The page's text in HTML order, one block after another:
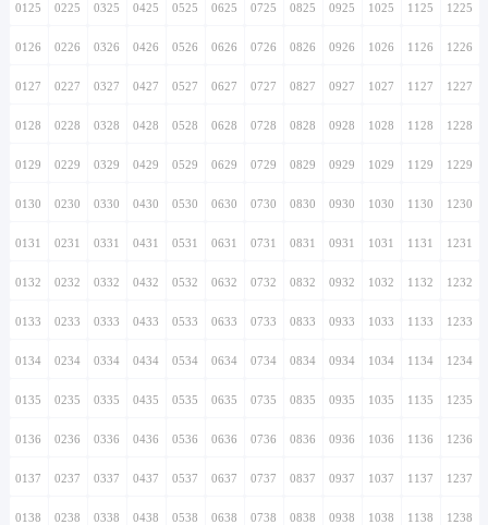
0125 0225 0325 0425 0525 0625 0725 0825 0925 1025 1125 1225
0126 0226 0326 0426 0526 0626 0726 0826 0926 1026 1126 1226
0127 0227 0327 0427 0527 0627 0727 0827 0927 1027 1127 1227
0128 0228 0328 0428 0528 0628 0728 0828 0928 1028 1128 1228
0129 0229 0329 0429 0529 0629 0729 0829 0929 1029 1129 1229
0130 0230 0330 0430 0530 0630 0730 0830 0930 1030 1130 1230
0131 0231 0331 0431 0531 0631 0731 0831 0931 1031 1131 1231
0132 0232 0332 0432 0532 0632 0732 0832 0932 1032 1132 1232
0133 0233 0333 0433 0533 0633 0733 0833 0933 1033 1133 1233
0134 0234 0334 0434 0534 0634 0734 0834 0934 1034 1134 1234
0135 0235 0335 0435 0535 0635 0735 0835 0935 1035 1135 1235
0136 0236 0336 0436 0536 0636 0736 0836 0936 1036 1136 1236
0137 0237 0337 0437 0537 0637 0737 0837 0937 1037 1137 1237
0138 0238 0338 0438 0538 0638 0738 0838 0938 1038 1138 1238